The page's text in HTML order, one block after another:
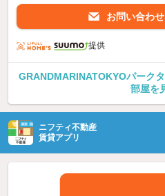
お問い合わせ
提供
GRANDMARINATOKYOパーク
部屋を
ニフティ不動産
賃貸アプリ